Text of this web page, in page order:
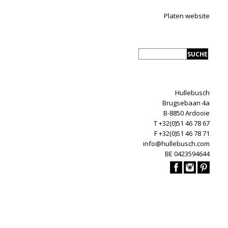
Platen website
Hullebusch
Brugsebaan 4a
B-8850 Ardooie
T +32(0)51 46 78 67
F +32(0)51 46 78 71
info@hullebusch.com
BE 0423594644